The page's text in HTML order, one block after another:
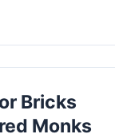
Bricks
Monks